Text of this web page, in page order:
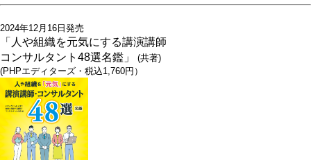
2024年12月16日発売
「人や組織を元気にする講演講師
コンサルタント48選名鑑」 (共著)
(PHPエディターズ・税込1,760円）